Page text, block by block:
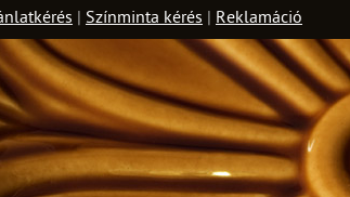
Színminta kérés Reklamáció